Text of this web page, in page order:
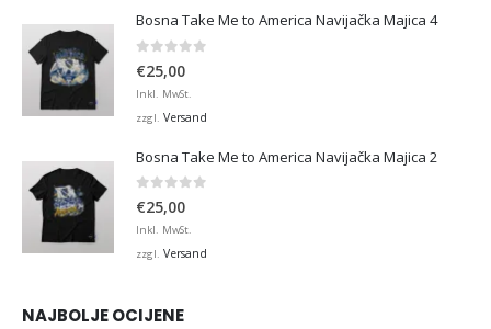
Bosna Take Me to America Navijačka Majica 4
0 von 5
€25,00
Inkl. MwSt.
zzgl. Versand
Bosna Take Me to America Navijačka Majica 2
0 von 5
€25,00
Inkl. MwSt.
zzgl. Versand
NAJBOLJE OCIJENE